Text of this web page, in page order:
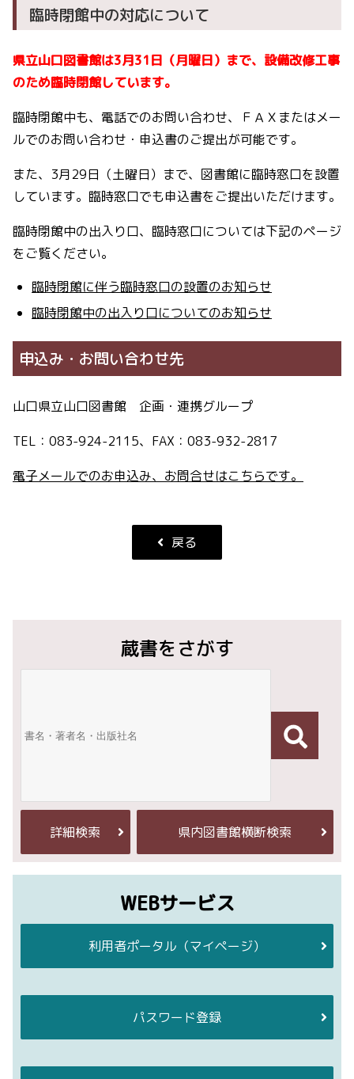
臨時閉館中の対応について
県立山口図書館は3月31日（月曜日）まで、設備改修工事
のため臨時閉館しています。
臨時閉館中も、電話でのお問い合わせ、ＦＡＸまたはメー
ルでのお問い合わせ・申込書のご提出が可能です。
また、3月29日（土曜日）まで、図書館に臨時窓口を設置
しています。臨時窓口でも申込書をご提出いただけます。
臨時閉館中の出入り口、臨時窓口については下記のページ
をご覧ください。
臨時閉館に伴う臨時窓口の設置のお知らせ
臨時閉館中の出入り口についてのお知らせ
申込み・お問い合わせ先
山口県立山口図書館 企画・連携グループ
TEL：083-924-2115、FAX：083-932-2817
電子メールでのお申込み、お問合せはこちらです。
戻る
蔵書をさがす
詳細検索 県内図書館横断検索
WEBサービス
利用者ポータル （マイページ）
パスワード登録